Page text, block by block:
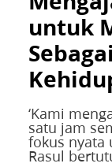
untuk
‘Kami
satu jam
fokus nyata
Rasul